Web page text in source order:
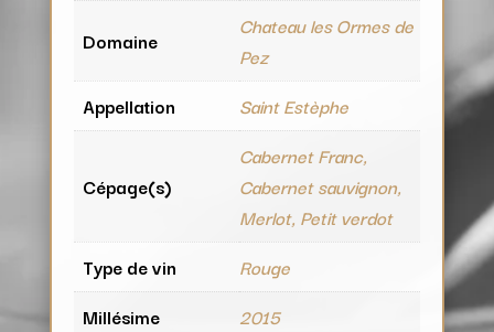
Domaine
Chateau les Ormes de
Pez
Appellation
Saint Estèphe
Cépage(s)
Cabernet Franc,
Cabernet sauvignon,
Merlot, Petit verdot
Type de vin
Rouge
Millésime
2015